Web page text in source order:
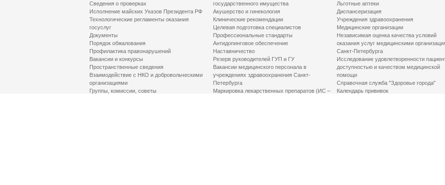
Сведения о проверках
Исполнение майских Указов Президента РФ
Технологические регламенты оказания
госуслуг
Документы
Порядок обжалования
Профилактика правонарушений
Вакансии и конкурсы
Пространственные сведения
Взаимодействие с НКО и добровольческими
организациями
Группы, комиссии, советы
государственного имущества
Акушерство и гинекология
Клинические рекомендации
Целевая подготовка специалистов
Профессиональные стандарты
Антидопинговое обеспечение
Наставничество
Резерв руководителей ГУП и ГУ
Вакансии медицинского персонала в
учреждениях здравоохранения Санкт-
Петербурга
Маркировка лекарственных препаратов (ИС –
Льготные аптеки
Диспансеризация
Учреждения здравоохранения
Медицинские организации
Независимая оценка качества условий
оказания услуг медицинскими
Санкт-Петербурга
Исследование удовлетворенности
доступностью и качеством медицинской
помощи
Справочная служба "Здоровье города"
Календарь прививок